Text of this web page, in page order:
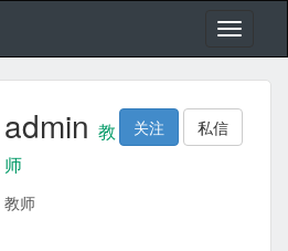
关注 私信
admin 教
师
教师